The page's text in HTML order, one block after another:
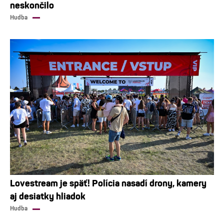
neskončilo
Hudba
Lovestream je späť! Polícia nasadí drony, kamery
aj desiatky hliadok
Hudba